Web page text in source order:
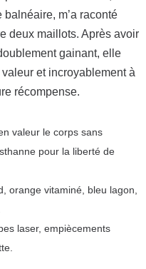
m’a raconté
deux maillots. Après avoir
gainant, elle
et incroyablement à
récompense.
valeur le corps sans
pour la liberté de
orange vitaminé, bleu lagon,
laser, empiècements